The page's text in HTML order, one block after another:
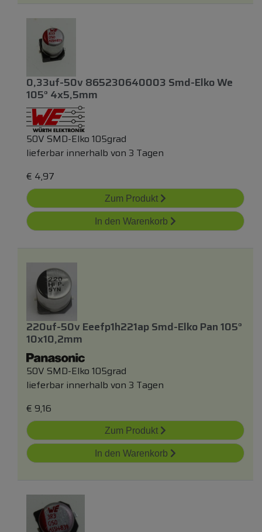
0,33uf-50v 865230640003 Smd-Elko We
105° 4x5,5mm
50V SMD-Elko 105grad
lieferbar innerhalb von 3 Tagen
€ 4,97
Zum Produkt
In den Warenkorb
220uf-50v Eeefp1h221ap Smd-Elko Pan 105°
10x10,2mm
50V SMD-Elko 105grad
lieferbar innerhalb von 3 Tagen
€ 9,16
Zum Produkt
In den Warenkorb